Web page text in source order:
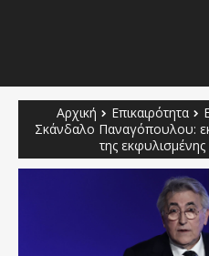
Αρχική Επικαιρότητα
Σκάνδαλο Παναγόπουλου:
της